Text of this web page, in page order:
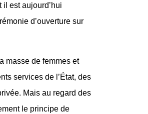
est aujourd’hui
d’ouverture sur
masse de femmes et
services de l’État, des
Mais au regard des
le principe de